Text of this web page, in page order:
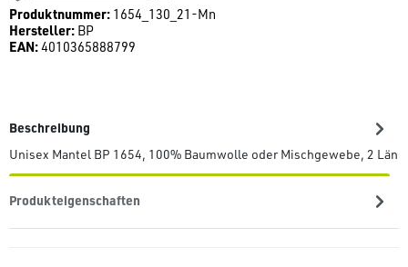
Produktnummer: 1654_130_21-Mn
Hersteller: BP
EAN:4010365888799
Beschreibung
Unisex Mantel BP 1654, 100% Baumwolle oder Mischgewebe, 2
Produkteigenschaften